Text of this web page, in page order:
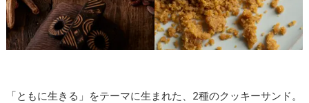
「ともに生きる」をテーマに生まれた、2種のクッキーサンド。